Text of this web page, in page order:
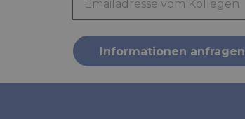
Informationen anfragen